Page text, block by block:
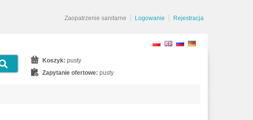
Zaopatrzenie sanitarne Logowanie Rejestracja
Koszyk: pusty
Zapytanie ofertowe: pusty